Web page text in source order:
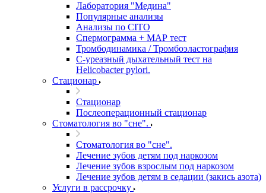
Лаборатория "Медина"
Популярные анализы
Анализы по CITO
Спермограмма + МАР тест
Тромбодинамика / Тромбоэластография
С-уреазный дыхательный тест на
Helicobacter pylori.
Стационар
Стационар
Послеоперационный стационар
Стоматология во "сне".
Стоматология во "сне".
Лечение зубов детям под наркозом
Лечение зубов взрослым под наркозом
Лечение зубов детям в седации (закись азота)
Услуги в рассрочку